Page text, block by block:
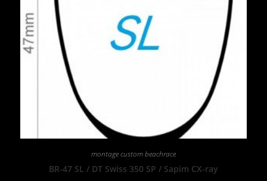
montage custom beachrace
BR-47 SL / DT Swiss 350 SP / Sapim CX-ray